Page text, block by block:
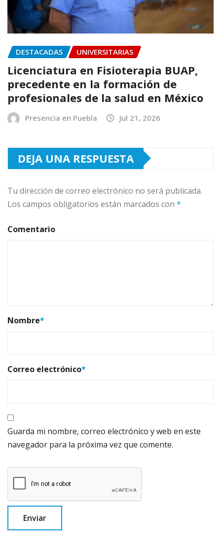
DESTACADAS UNIVERSITARIAS
Licenciatura en Fisioterapia BUAP,
precedente en la formación de
profesionales de la salud en México
Presencia en Puebla Jul 21, 2026
DEJA UNA RESPUESTA
Tu dirección de correo electrónico no será publicada.
Los campos obligatorios están marcados con *
Comentario
Nombre*
Correo electrónico*
Guarda mi nombre, correo electrónico y web en este
navegador para la próxima vez que comente.